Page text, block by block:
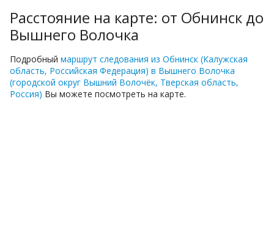
Расстояние на карте: от Обнинск до
Вышнего Волочка
Подробный маршрут следования из Обнинск (Калужская
область, Российская Федерация) в Вышнего Волочка
(городской округ Вышний Волочёк, Тверская область,
Россия) Вы можете посмотреть на карте.